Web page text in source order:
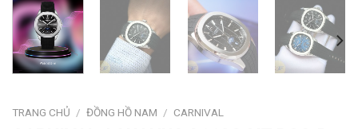
TRANG CHỦ / ĐỒNG HỒ NAM / CARNIVAL